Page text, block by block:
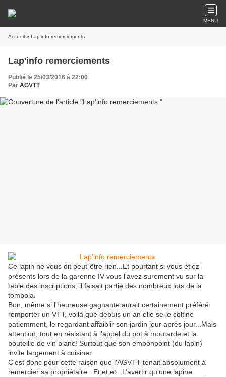
MENU
Accueil » Lap'info remerciements
Lap'info remerciements
Publié le 25/03/2016 à 22:00
Par AGVTT
Ce lapin ne vous dit peut-être rien...Et pourtant si vous étiez
présents lors de la garenne IV vous l'avez surement vu sur la
table des inscriptions, il faisait partie des nombreux lots de la
tombola.
Bon, même si l'heureuse gagnante aurait certainement préféré
remporter un VTT, voilà que depuis un an elle se le coltine
patiemment, le regardant affaiblir son jardin jour après jour...Mais
attention; tout en résistant à l'appel du pot à moutarde et la
bouteille de vin blanc! Surtout que son embonpoint (du lapin)
invite largement à cuisiner.
C'est donc pour cette raison que l'AGVTT tenait absolument à
remercier sa propriétaire...Et et et...L’avertir qu'une lapine